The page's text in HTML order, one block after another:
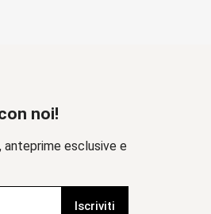
noi!
esclusive e
Iscriviti